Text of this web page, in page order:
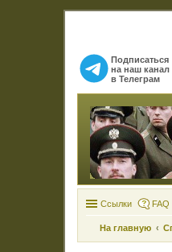
Подписаться
на наш канал
в Телеграм
Ссылки FAQ
На главную